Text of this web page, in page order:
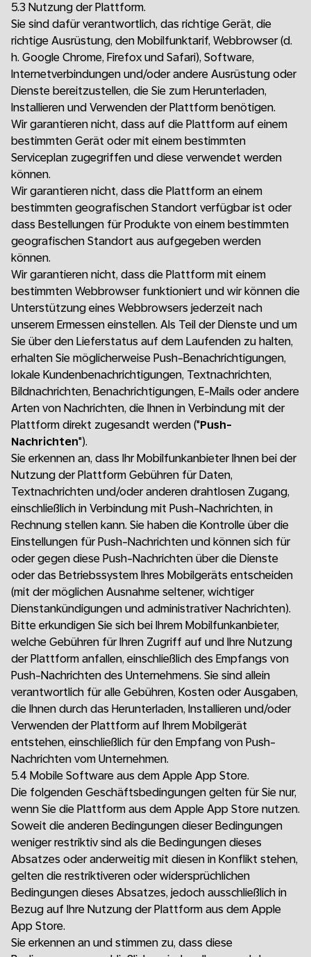
5.3 Nutzung der Plattform.
Sie sind dafür verantwortlich, das richtige Gerät, die
richtige Ausrüstung, den Mobilfunktarif, Webbrowser (d.
h. Google Chrome, Firefox und Safari), Software,
Internetverbindungen und/oder andere Ausrüstung oder
Dienste bereitzustellen, die Sie zum Herunterladen,
Installieren und Verwenden der Plattform benötigen.
Wir garantieren nicht, dass auf die Plattform auf einem
bestimmten Gerät oder mit einem bestimmten
Serviceplan zugegriffen und diese verwendet werden
können.
Wir garantieren nicht, dass die Plattform an einem
bestimmten geografischen Standort verfügbar ist oder
dass Bestellungen für Produkte von einem bestimmten
geografischen Standort aus aufgegeben werden
können.
Wir garantieren nicht, dass die Plattform mit einem
bestimmten Webbrowser funktioniert und wir können die
Unterstützung eines Webbrowsers jederzeit nach
unserem Ermessen einstellen. Als Teil der Dienste und um
Sie über den Lieferstatus auf dem Laufenden zu halten,
erhalten Sie möglicherweise Push-Benachrichtigungen,
lokale Kundenbenachrichtigungen, Textnachrichten,
Bildnachrichten, Benachrichtigungen, E-Mails oder andere
Arten von Nachrichten, die Ihnen in Verbindung mit der
Plattform direkt zugesandt werden ("Push-
Nachrichten").
Sie erkennen an, dass Ihr Mobilfunkanbieter Ihnen bei der
Nutzung der Plattform Gebühren für Daten,
Textnachrichten und/oder anderen drahtlosen Zugang,
einschließlich in Verbindung mit Push-Nachrichten, in
Rechnung stellen kann. Sie haben die Kontrolle über die
Einstellungen für Push-Nachrichten und können sich für
oder gegen diese Push-Nachrichten über die Dienste
oder das Betriebssystem Ihres Mobilgeräts entscheiden
(mit der möglichen Ausnahme seltener, wichtiger
Dienstankündigungen und administrativer Nachrichten).
Bitte erkundigen Sie sich bei Ihrem Mobilfunkanbieter,
welche Gebühren für Ihren Zugriff auf und Ihre Nutzung
der Plattform anfallen, einschließlich des Empfangs von
Push-Nachrichten des Unternehmens. Sie sind allein
verantwortlich für alle Gebühren, Kosten oder Ausgaben,
die Ihnen durch das Herunterladen, Installieren und/oder
Verwenden der Plattform auf Ihrem Mobilgerät
entstehen, einschließlich für den Empfang von Push-
Nachrichten vom Unternehmen.
5.4 Mobile Software aus dem Apple App Store.
Die folgenden Geschäftsbedingungen gelten für Sie nur,
wenn Sie die Plattform aus dem Apple App Store nutzen.
Soweit die anderen Bedingungen dieser Bedingungen
weniger restriktiv sind als die Bedingungen dieses
Absatzes oder anderweitig mit diesen in Konflikt stehen,
gelten die restriktiveren oder widersprüchlichen
Bedingungen dieses Absatzes, jedoch ausschließlich in
Bezug auf Ihre Nutzung der Plattform aus dem Apple
App Store.
Sie erkennen an und stimmen zu, dass diese